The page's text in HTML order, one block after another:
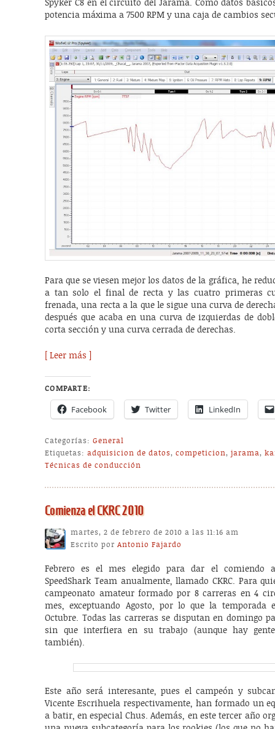
Spyker C8 en el circuito del Jarama. Como datos
potencia máxima a 7500 RPM y una caja de cambios
Para que se viesen mejor los datos de la gráfica, he
a tan solo el final de recta y las cuatro primeras
frenada, una recta a la que le sigue una curva de
después que acaba en una curva de izquierdas de
corta sección y una curva cerrada de derechas.
[ Leer más ]
COMPARTE:
Facebook Twitter LinkedIn
Categorías: General
Etiquetas: adquisicion de datos,competicion,jarama,
Técnicas de conducción
Comienza el CKRC 2010
martes, 2 de febrero de 2010 a las 11:16 am
Escrito porAntonio Fajardo
Febrero es el mes elegido para dar el comiendo
SpeedShark Team anualmente, llamado CKRC. Para
campeonato amateur formado por 8 carreras en 4
mes, exceptuando Agosto, por lo que la temporada
Octubre. Todas las carreras se disputan en domingo
sin que interfiera en su trabajo (aunque hay
también).
Este año será interesante, pues el campeón y
Vicente Escrihuela respectivamente, han formado un
a batir, en especial Chus. Además, en este tercer año